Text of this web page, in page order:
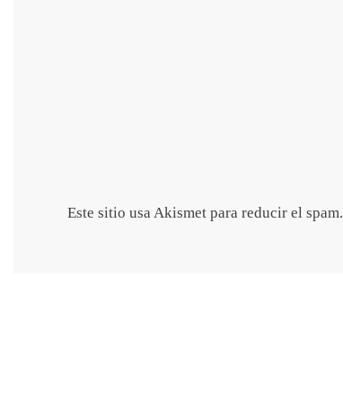
Este sitio usa Akismet para reducir el spam.